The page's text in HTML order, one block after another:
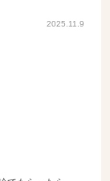
2025.11.9